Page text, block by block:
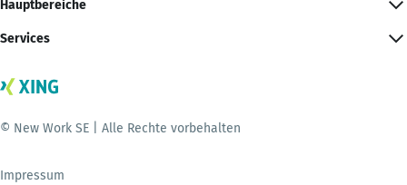
Hauptbereiche
Services
© New Work SE | Alle Rechte vorbehalten
Impressum